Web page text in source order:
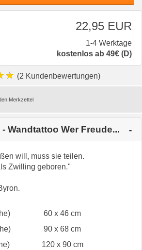
22,95 EUR
1-4 Werktage
kostenlos ab 49€ (D)
(2 Kundenbewertungen)
Wandtattoo Wer Freude...
will, muss sie teilen.
Zwilling geboren."
60 x 46 cm
90 x 68 cm
120 x 90 cm